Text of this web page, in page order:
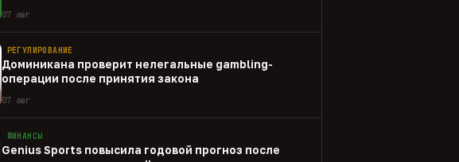
07 авг
РЕГУЛИРОВАНИЕ
Доминикана проверит нелегальные gambling-
операции после принятия закона
07 авг
ФИНАНСЫ
Genius Sports повысила годовой прогноз после